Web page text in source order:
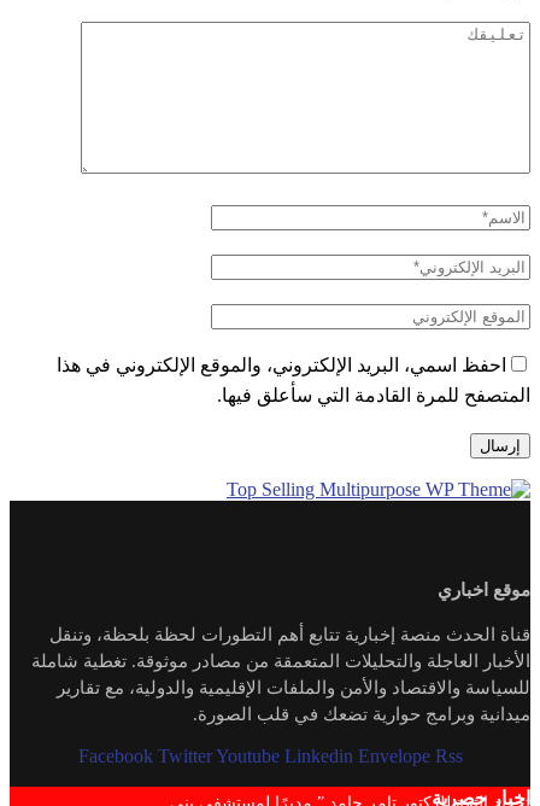
احفظ اسمي، البريد الإلكتروني، والموقع الإلكتروني في هذا
المتصفح للمرة القادمة التي سأعلق فيها.
موقع اخباري
قناة الحدث منصة إخبارية تتابع أهم التطورات لحظة بلحظة، وتنقل
الأخبار العاجلة والتحليلات المتعمقة من مصادر موثوقة. تغطية شاملة
للسياسة والاقتصاد والأمن والملفات الإقليمية والدولية، مع تقارير
ميدانية وبرامج حوارية تضعك في قلب الصورة.
Facebook Twitter Youtube Linkedin Envelope Rss
اخبار حصرية